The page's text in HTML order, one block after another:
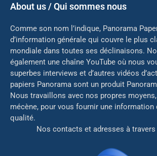
About us / Qui sommes nous
Comme son nom l’indique, Panorama
d’information générale qui couvre le plus
mondiale dans toutes ses déclinaisons.
également une chaîne YouTube où nous
superbes interviews et d’autres vidéos
papiers Panorama sont un produit
Nous travaillons avec nos propres
mécène, pour vous fournir une information
qualité.
Nos contacts et adresses à travers